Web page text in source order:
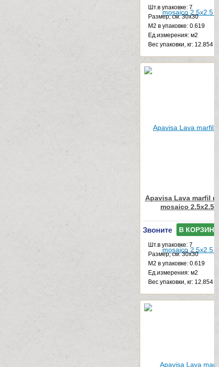
Шт.в упаковке: 7
Размер, см: 30x30
М2 в упаковке: 0.619
Ед.измерения: м2
Веc упаковки, кг: 12.854
Apavisa Lava marfil
mosaico 2.5x2.5
Звоните В КОРЗИНУ
Шт.в упаковке: 7
Размер, см: 30x30
М2 в упаковке: 0.619
Ед.измерения: м2
Веc упаковки, кг: 12.854